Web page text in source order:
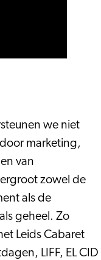
we niet
marketing,
van
zowel de
als de
geheel. Zo
Leids Cabaret
LIFF, EL CID